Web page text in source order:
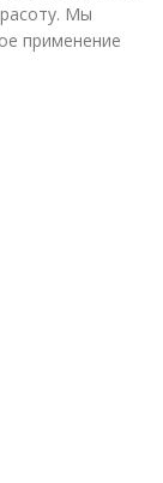
Мы
применение